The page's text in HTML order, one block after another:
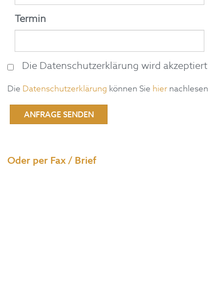
Termin
Die Datenschutzerklärung wird akzeptiert
Die Datenschutzerklärung können Sie hier nachlesen
Oder per Fax / Brief